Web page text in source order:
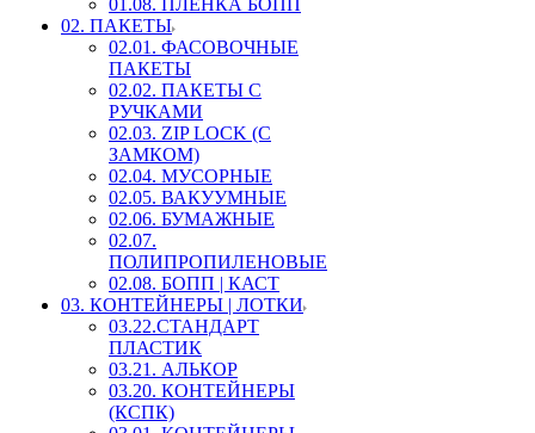
01.08. ПЛЁНКА БОПП
02. ПАКЕТЫ
02.01. ФАСОВОЧНЫЕ
ПАКЕТЫ
02.02. ПАКЕТЫ С
РУЧКАМИ
02.03. ZIP LOСK (С
ЗАМКОМ)
02.04. МУСОРНЫЕ
02.05. ВАКУУМНЫЕ
02.06. БУМАЖНЫЕ
02.07.
ПОЛИПРОПИЛЕНОВЫЕ
02.08. БОПП | КАСТ
03. КОНТЕЙНЕРЫ | ЛОТКИ
03.22.СТАНДАРТ
ПЛАСТИК
03.21. АЛЬКОР
03.20. КОНТЕЙНЕРЫ
(КСПК)